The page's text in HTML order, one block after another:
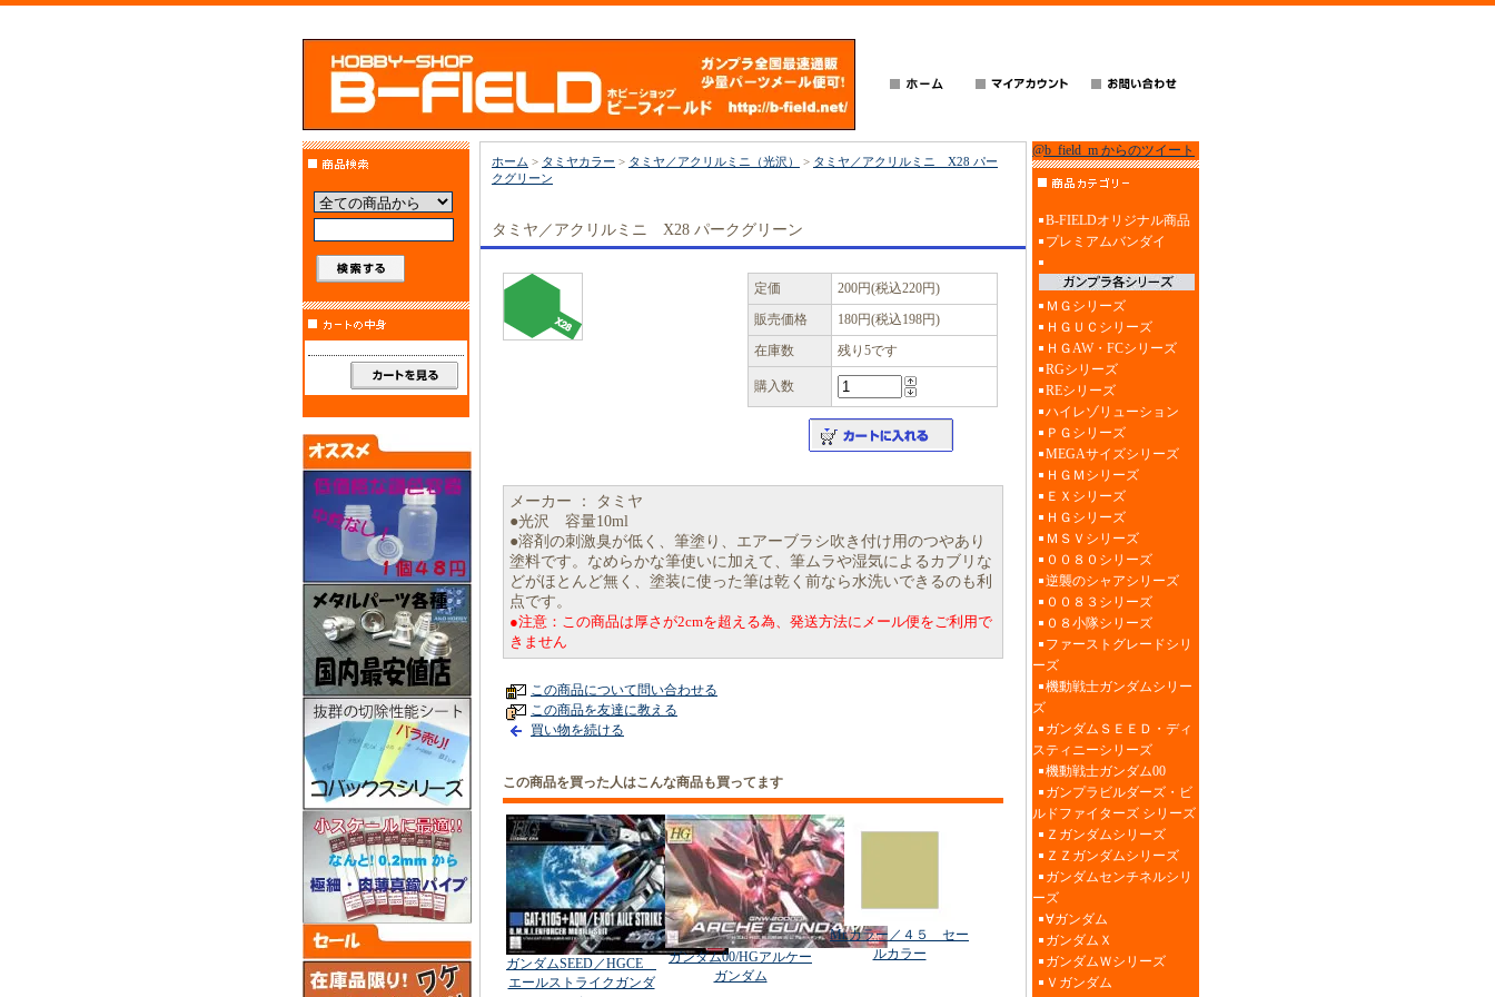
ホーム > タミヤカラー > タミヤ／アクリルミニ（光沢） > タミヤ／アクリルミニ X28 パー
クグリーン
タミヤ／アクリルミニ X28 パークグリーン
定価
200円(税込220円)
販売価格
180円(税込198円)
在庫数
残り5です
購入数
メーカー ： タミヤ
●光沢 容量10ml
●溶剤の刺激臭が低く、筆塗り、エアーブラシ吹き付け用のつやあり
塗料です。なめらかな筆使いに加えて、筆ムラや湿気によるカブリな
どがほとんど無く、塗装に使った筆は乾く前なら水洗いできるのも利
点です。
●注意：この商品は厚さが2cmを超える為、発送方法にメール便をご利用で
きません
この商品について問い合わせる
この商品を友達に教える
買い物を続ける
この商品を買った人はこんな商品も買ってます
ガンダムSEED／HGCE
エールストライクガンダ
ガンダム00/HGアルケー
ガンダム
Mr.カラー／４５ セー
ルカラー
@b_field_m からのツイート
B-FIELDオリジナル商品
プレミアムバンダイ
ＭＧシリーズ
ＨＧＵＣシリーズ
ＨＧAW・FCシリーズ
RGシリーズ
REシリーズ
ハイレゾリューション
ＰＧシリーズ
MEGAサイズシリーズ
ＨＧＭシリーズ
ＥＸシリーズ
ＨＧシリーズ
ＭＳＶシリーズ
００８０シリーズ
逆襲のシャアシリーズ
００８３シリーズ
０８小隊シリーズ
ファーストグレードシリ
ーズ
機動戦士ガンダムシリー
ズ
ガンダムＳＥＥＤ・ディ
スティニーシリーズ
機動戦士ガンダム00
ガンプラビルダーズ・ビ
ルドファイターズ シリーズ
Ｚガンダムシリーズ
ＺＺガンダムシリーズ
ガンダムセンチネルシリ
ーズ
∀ガンダム
ガンダムＸ
ガンダムＷシリーズ
Ｖガンダム